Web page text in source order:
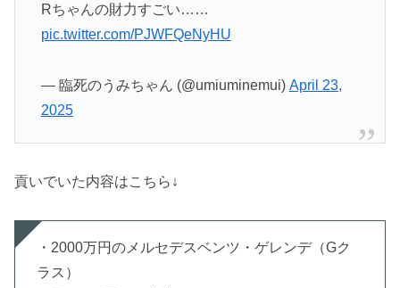
Rちゃんの財力すごい……
pic.twitter.com/PJWFQeNyHU
— 臨死のうみちゃん (@umiuminemui) April 23,
2025
貢いでいた内容はこちら↓
・2000万円のメルセデスベンツ・ゲレンデ（Gク
ラス）